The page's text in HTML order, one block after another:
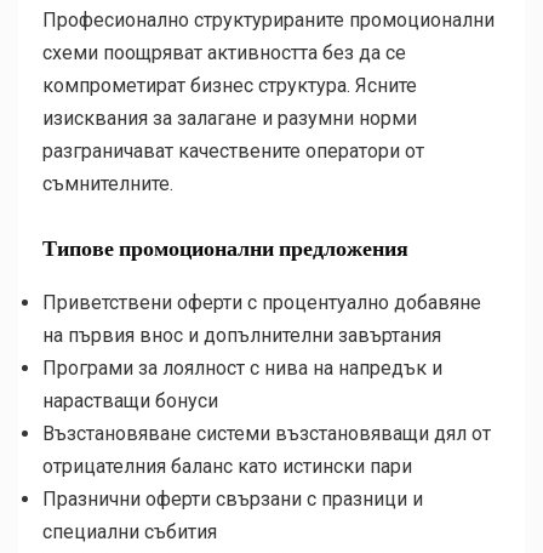
Професионално структурираните промоционални
схеми поощряват активността без да се
компрометират бизнес структура. Ясните
изисквания за залагане и разумни норми
разграничават качествените оператори от
съмнителните.
Типове промоционални предложения
Приветствени оферти с процентуално добавяне
на първия внос и допълнителни завъртания
Програми за лоялност с нива на напредък и
нарастващи бонуси
Възстановяване системи възстановяващи дял от
отрицателния баланс като истински пари
Празнични оферти свързани с празници и
специални събития